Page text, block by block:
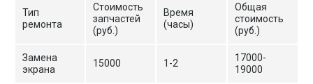
Тип
ремонта
Стоимость
запчастей
(руб.)
Время
(часы)
Общая
стоимость
(руб.)
Замена
экрана
15000 1-2
17000-
19000